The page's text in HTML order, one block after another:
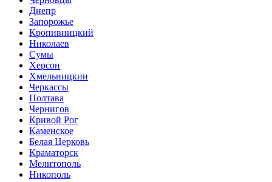
Днепр
Запорожье
Кропивницкий
Николаев
Сумы
Херсон
Хмельницкии
Черкассы
Полтава
Чернигов
Кривой Рог
Каменское
Белая Церковь
Краматорск
Мелитополь
Никополь